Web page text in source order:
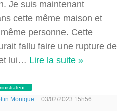
Je suis maintenant
cette même maison et
personne. Cette
fallu faire une rupture de
lui… Lire la suite »
Monique 03/02/2023 15h56